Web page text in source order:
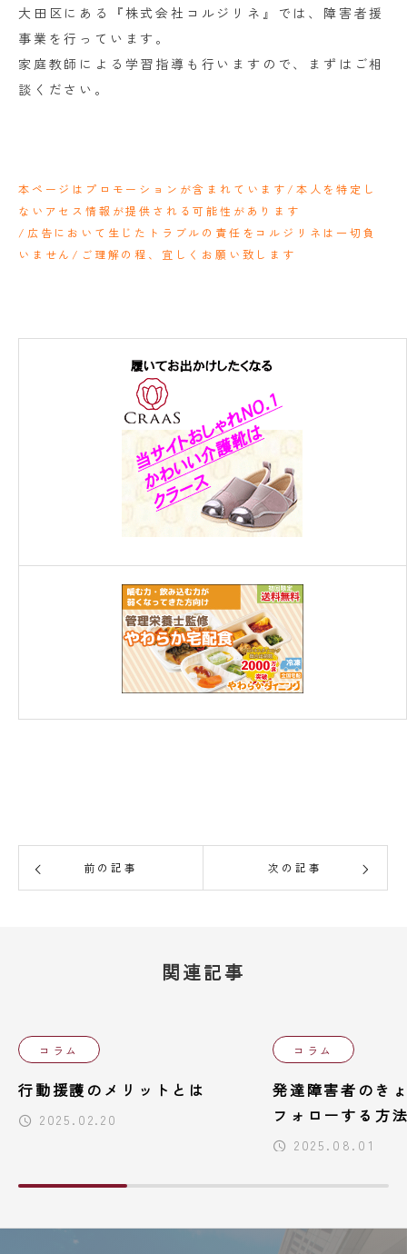
大田区にある『株式会社コルジリネ』では、障害者援
事業を行っています。
家庭教師による学習指導も行いますので、まずはご相
談ください。
本ページはプロモーションが含まれています/本人を特定し
ないアセス情報が提供される可能性があります
/広告において生じたトラブルの責任をコルジリネは一切負
いません/ご理解の程、宜しくお願い致します
前の記事 次の記事
関連記事
コラム
行動援護のメリットとは
2025.02.20
コラム
発達障害者のき
フォローする方
2025.08.01